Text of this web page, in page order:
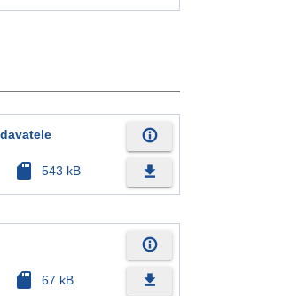
sd_card 543 kB
info_outline
file_download
sd_card 67 kB
info_outline
file_download